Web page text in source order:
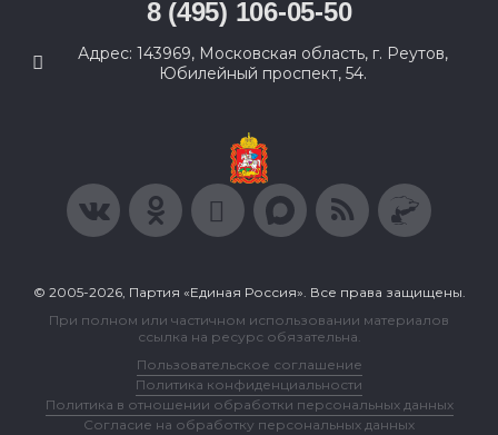
8 (495) 106-05-50
Адрес: 143969, Московская область, г. Реутов,
Юбилейный проспект, 54.
© 2005-2026, Партия «Единая Россия». Все права защищены.
При полном или частичном использовании материалов
ссылка на ресурс обязательна.
Пользовательское соглашение
Политика конфиденциальности
Политика в отношении обработки персональных данных
Согласие на обработку персональных данных